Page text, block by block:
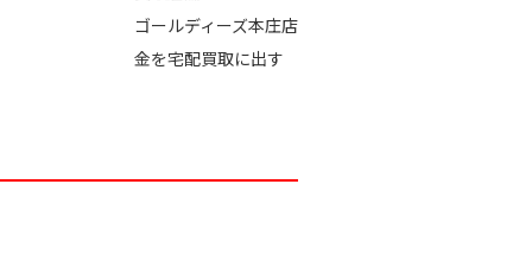
ゴールディーズ本庄店
金を宅配買取に出す